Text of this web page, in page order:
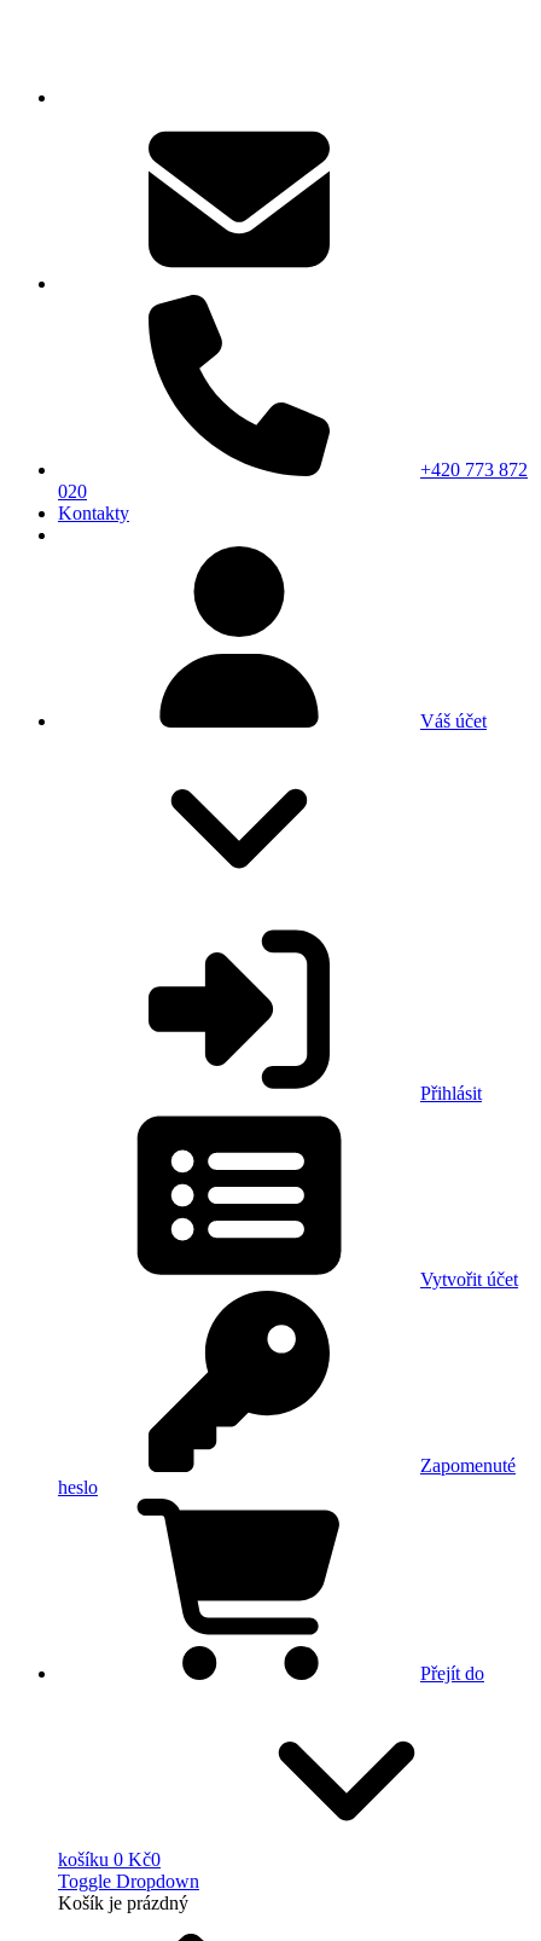
+420 773 872
020
Kontakty
Váš účet
Přihlásit
Vytvořit účet
Zapomenuté
heslo
Přejít do
košíku 0 Kč0
Toggle Dropdown
Košík je prázdný